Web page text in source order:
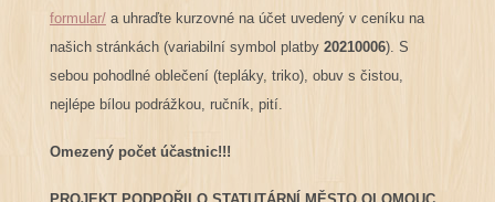
formular/a uhraďte kurzovné na účet uvedený v ceníku na
našich stránkách (variabilní symbol platby 20210006). S
sebou pohodlné oblečení (tepláky, triko), obuv s čistou,
nejlépe bílou podrážkou, ručník, pití.
Omezený počet účastnic!!!